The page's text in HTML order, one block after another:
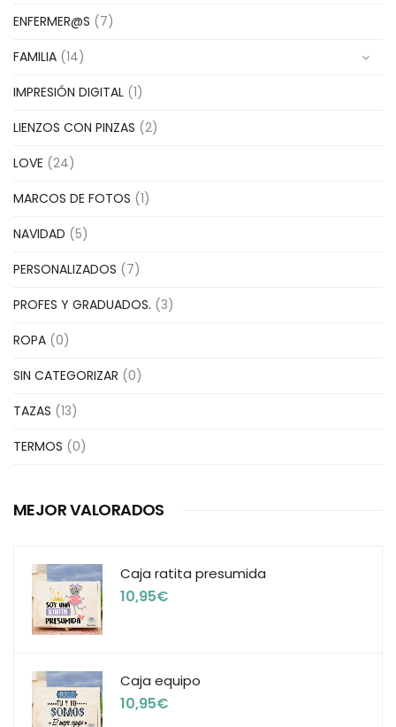
ENFERMER@S (7)
FAMILIA (14)
IMPRESIÓN DIGITAL (1)
LIENZOS CON PINZAS (2)
LOVE (24)
MARCOS DE FOTOS (1)
NAVIDAD (5)
PERSONALIZADOS (7)
PROFES Y GRADUADOS. (3)
ROPA (0)
SIN CATEGORIZAR (0)
TAZAS (13)
TERMOS (0)
MEJOR VALORADOS
Caja ratita presumida
10,95€
Caja equipo
10,95€